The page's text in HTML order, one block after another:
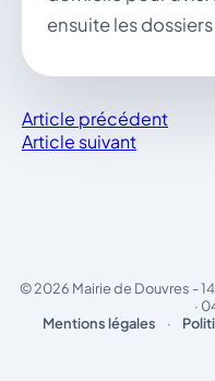
ensuite les dossiers
Article précédent
Article suivant
© 2026 Mairie de Douvres -
·
Mentions légales
·